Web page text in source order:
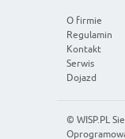
O firmie
Regulamin
Kontakt
Serwis
Dojazd
©WISP.PL